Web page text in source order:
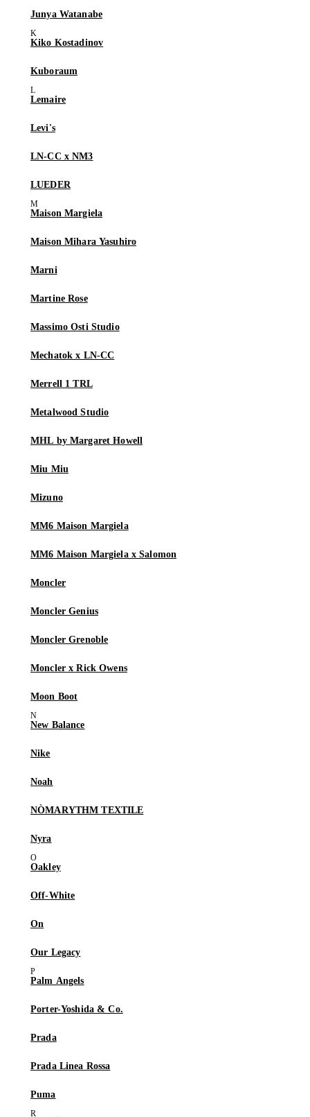
Junya Watanabe
Kiko Kostadinov
Kuboraum
Lemaire
Levi's
LN-CC x NM3
LUEDER
Maison Margiela
Maison Mihara Yasuhiro
Marni
Martine Rose
Massimo Osti Studio
Mechatok x LN-CC
Merrell 1 TRL
Metalwood Studio
MHL by Margaret Howell
Miu Miu
Mizuno
MM6 Maison Margiela
MM6 Maison Margiela x Salomon
Moncler
Moncler Genius
Moncler Grenoble
Moncler x Rick Owens
Moon Boot
New Balance
Nike
Noah
NÒMARYTHM TEXTILE
Nyra
Oakley
Off-White
On
Our Legacy
Palm Angels
Porter-Yoshida & Co.
Prada
Prada Linea Rossa
Puma